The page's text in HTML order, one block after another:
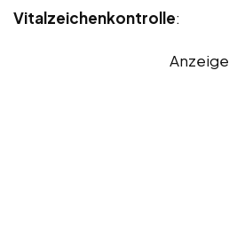
Vitalzeichenkontrolle:
Anzeige